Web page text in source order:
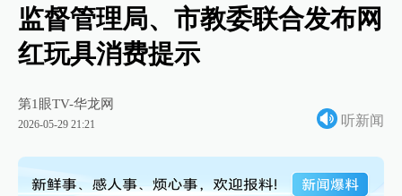
监督管理局、市教委联合发布网
红玩具消费提示
第1眼TV-华龙网
2026-05-29 21:21 听新闻